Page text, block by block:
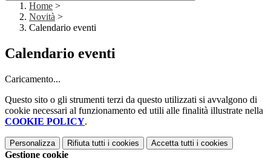
Home >
Novità >
Calendario eventi
Calendario eventi
Caricamento...
Questo sito o gli strumenti terzi da questo utilizzati si avvalgono di
cookie necessari al funzionamento ed utili alle finalità illustrate nella
COOKIE POLICY.
Personalizza Rifiuta tutti i cookies Accetta tutti i cookies
Gestione cookie